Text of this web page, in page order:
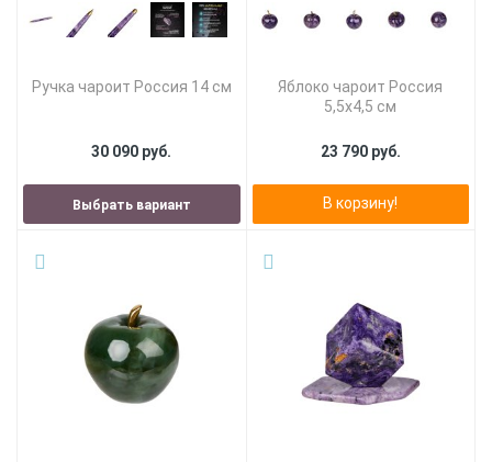
Ручка чароит Россия 14 см
30 090 руб.
Выбрать вариант
Яблоко чароит Россия
5,5х4,5 см
23 790 руб.
В корзину!